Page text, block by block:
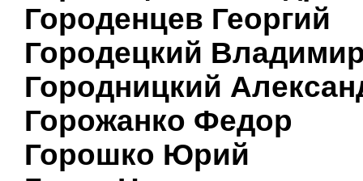
Городенцев Георгий
Городецкий
Городницкий
Горожанко Федор
Горошко Юрий